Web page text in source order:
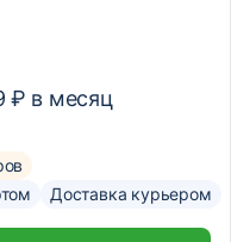
₽ в месяц
Доставка курьером